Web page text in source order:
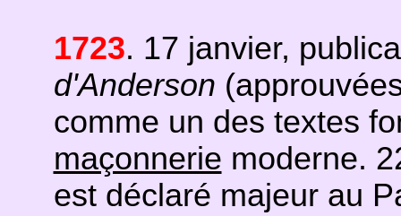
1723. 17 janvier,
d'Anderson
comme un des textes
maçonnerie moderne.
est déclaré majeur au